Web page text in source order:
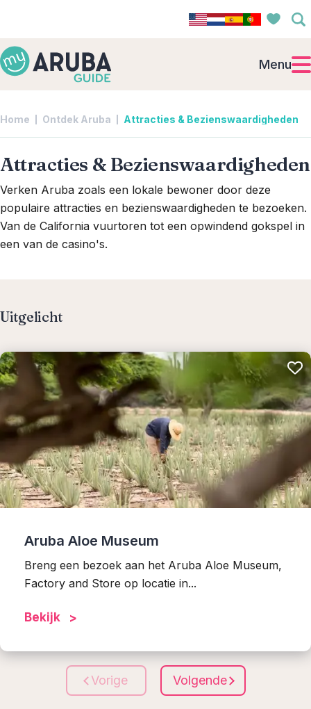
Menu
Home Ontdek Aruba Attracties & Bezienswaardigheden
Attracties & Bezienswaardigheden
Verken Aruba zoals een lokale bewoner door deze
populaire attracties en bezienswaardigheden te bezoeken.
Van de California vuurtoren tot een opwindend gokspel in
een van de casino's.
Uitgelicht
Aruba Aloe Museum
Breng een bezoek aan het Aruba Aloe Museum,
Factory and Store op locatie in...
Bekijk
Vorige Volgende